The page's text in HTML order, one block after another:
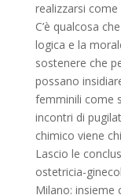
realizzarsi come
C’è qualcosa
logica e la
sostenere che
possano
femminili come
incontri di
chimico viene
Lascio le
ostetricia-
Milano: insieme